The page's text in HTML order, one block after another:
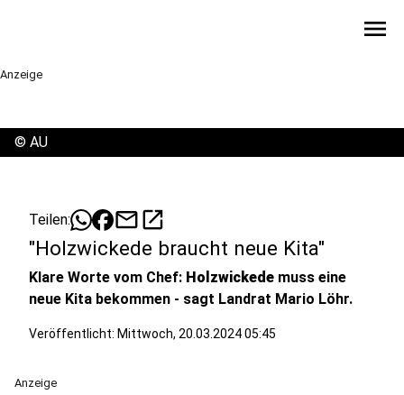
menu
Anzeige
© AU
Teilen: mailopen_in_new
"Holzwickede braucht neue Kita"
Klare Worte vom Chef: Holzwickede muss eine
neue Kita bekommen - sagt Landrat Mario Löhr.
Veröffentlicht: Mittwoch, 20.03.2024 05:45
Anzeige